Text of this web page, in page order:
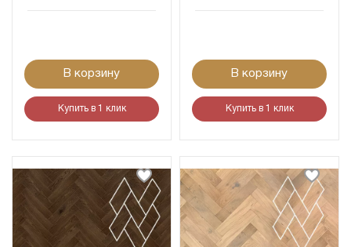
В корзину
Купить в 1 клик
В корзину
Купить в 1 клик